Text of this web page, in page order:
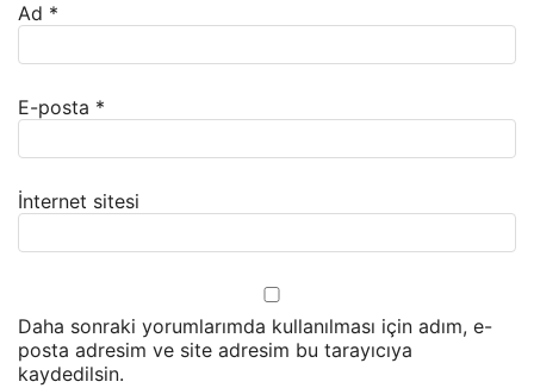
Ad *
E-posta *
İnternet sitesi
Daha sonraki yorumlarımda kullanılması için adım, e-
posta adresim ve site adresim bu tarayıcıya
kaydedilsin.